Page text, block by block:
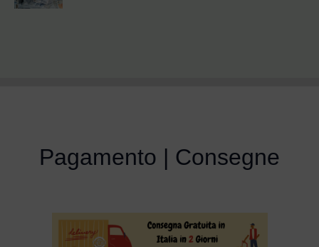
Pagamento | Consegne